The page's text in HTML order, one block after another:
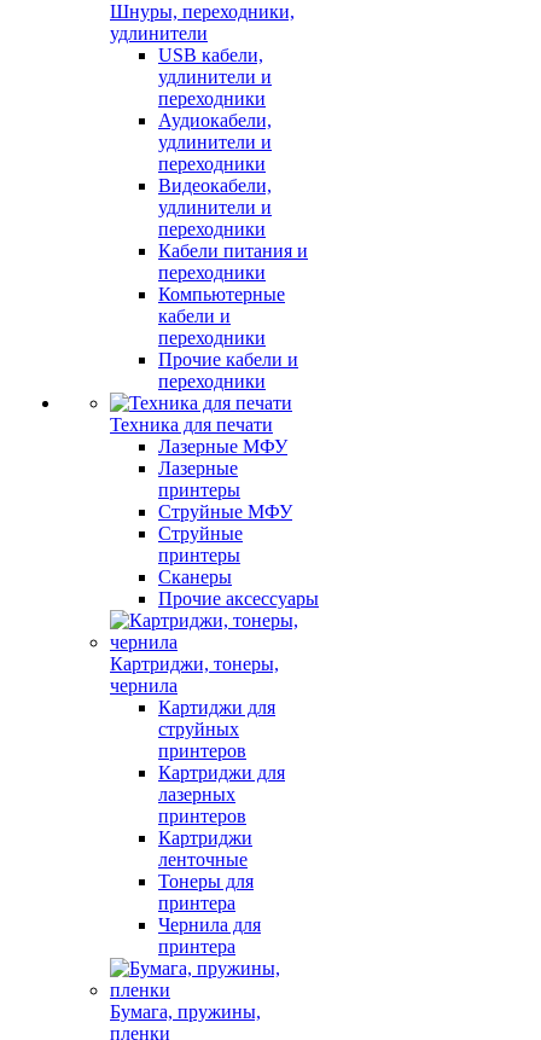
Шнуры, переходники,
удлинители
USB кабели,
удлинители и
переходники
Аудиокабели,
удлинители и
переходники
Видеокабели,
удлинители и
переходники
Кабели питания и
переходники
Компьютерные
кабели и
переходники
Прочие кабели и
переходники
Техника для печати
Лазерные МФУ
Лазерные
принтеры
Струйные МФУ
Струйные
принтеры
Сканеры
Прочие аксессуары
Картриджи, тонеры,
чернила
Картиджи для
струйных
принтеров
Картриджи для
лазерных
принтеров
Картриджи
ленточные
Тонеры для
принтера
Чернила для
принтера
Бумага, пружины,
пленки